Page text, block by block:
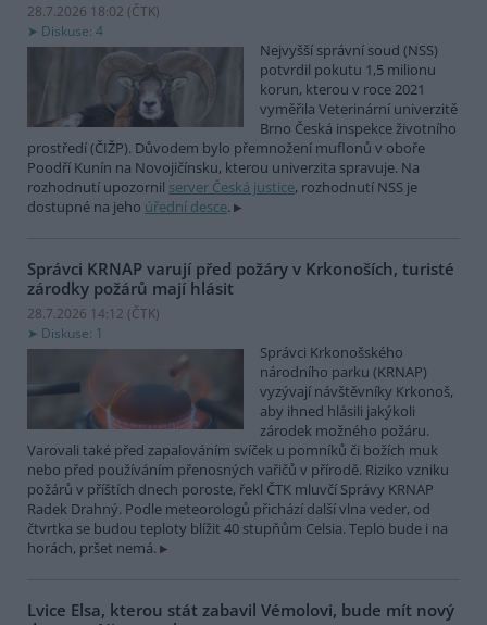
28.7.2026 18:02 (ČTK)
Diskuse: 4
Nejvyšší správní soud (NSS)
potvrdil pokutu 1,5 milionu
korun, kterou v roce 2021
vyměřila Veterinární univerzitě
Brno Česká inspekce životního
prostředí (ČIŽP). Důvodem bylo přemnožení muflonů v oboře
Poodří Kunín na Novojičínsku, kterou univerzita spravuje. Na
rozhodnutí upozornil server Česká justice, rozhodnutí NSS je
dostupné na jeho úřední desce.
Správci KRNAP varují před požáry v Krkonoších, turisté
zárodky požárů mají hlásit
28.7.2026 14:12 (ČTK)
Diskuse: 1
Správci Krkonošského
národního parku (KRNAP)
vyzývají návštěvníky Krkonoš,
aby ihned hlásili jakýkoli
zárodek možného požáru.
Varovali také před zapalováním svíček u pomníků či božích muk
nebo před používáním přenosných vařičů v přírodě. Riziko vzniku
požárů v příštích dnech poroste, řekl ČTK mluvčí Správy KRNAP
Radek Drahný. Podle meteorologů přichází další vlna veder, od
čtvrtka se budou teploty blížit 40 stupňům Celsia. Teplo bude i na
horách, pršet nemá.
Lvice Elsa, kterou stát zabavil Vémolovi, bude mít nový